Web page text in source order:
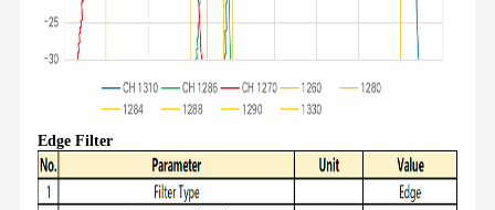
Edge Filter